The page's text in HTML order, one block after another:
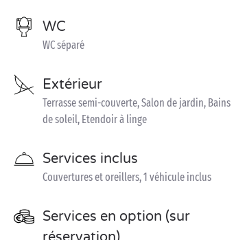
WC
WC séparé
Extérieur
Terrasse semi-couverte, Salon de jardin, Bains
de soleil, Etendoir à linge
Services inclus
Couvertures et oreillers, 1 véhicule inclus
Services en option (sur